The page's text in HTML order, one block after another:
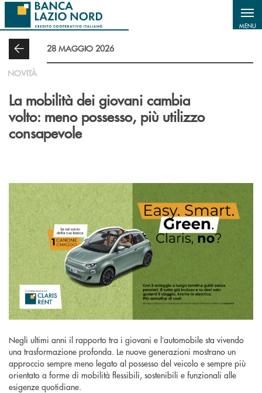
Salta al contenuto principale
MENU
28 MAGGIO 2026
NOVITÀ
La mobilità dei giovani cambia
volto: meno possesso, più utilizzo
consapevole
Negli ultimi anni il rapporto tra i giovani e l’automobile sta vivendo
una trasformazione profonda. Le nuove generazioni mostrano un
approccio sempre meno legato al possesso del veicolo e sempre più
orientato a forme di mobilità flessibili, sostenibili e funzionali alle
esigenze quotidiane.